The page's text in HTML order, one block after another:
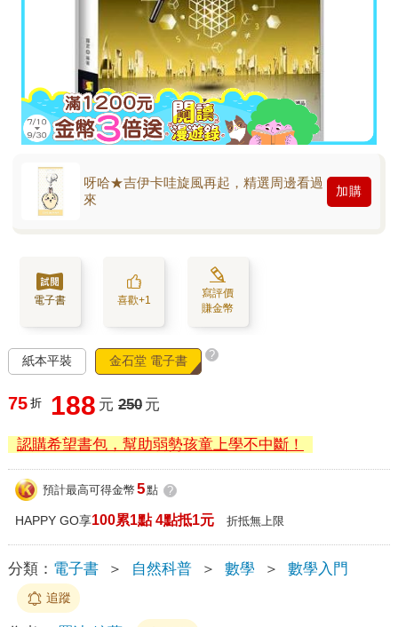
呀哈★吉伊卡哇旋風再起，精選周邊看過
來
加購
電子書 喜歡+1
寫評價
賺金幣
紙本平裝 金石堂 電子書 ?
75 折 188 元 250 元
認購希望書包，幫助弱勢孩童上學不中斷！
預計最高可得金幣 5點 ?
HAPPY GO享100累1點 4點抵1元 折抵無上限
分類： 電子書 ＞ 自然科普 ＞ 數學 ＞ 數學入門
追蹤